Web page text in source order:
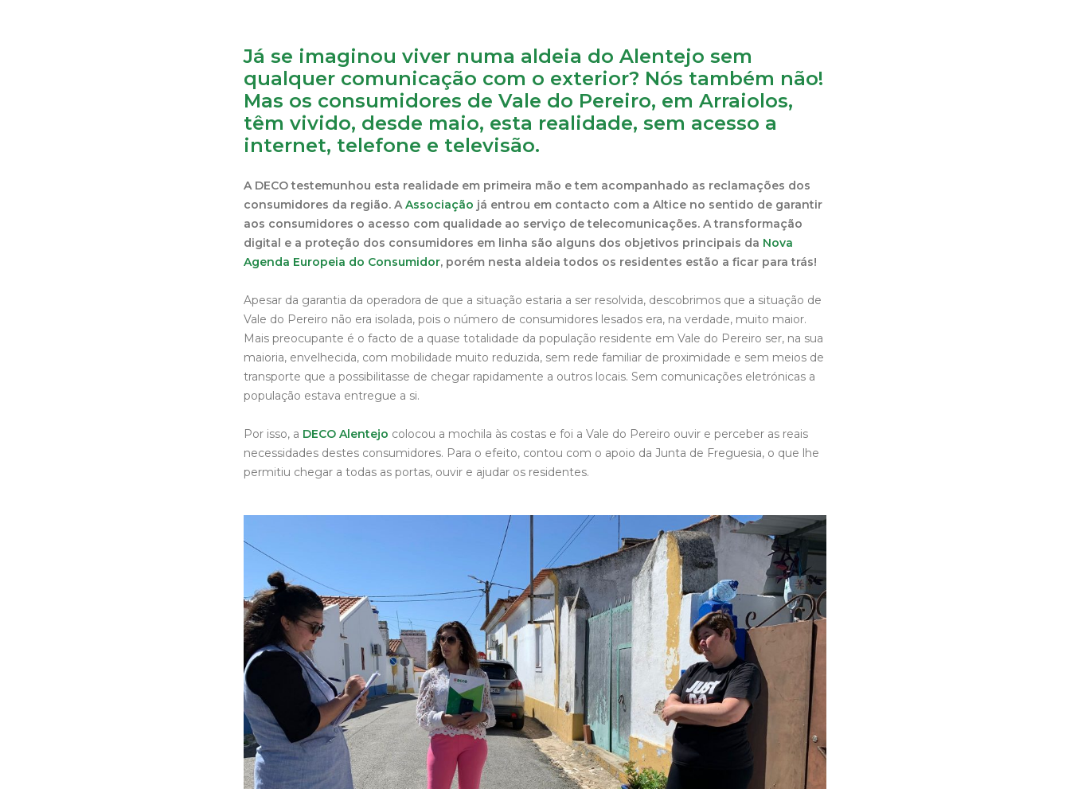
Já se imaginou viver numa aldeia do Alentejo sem
qualquer comunicação com o exterior? Nós também não!
Mas os consumidores de Vale do Pereiro, em Arraiolos,
têm vivido, desde maio, esta realidade, sem acesso a
internet, telefone e televisão.
A DECO testemunhou esta realidade em primeira mão e tem acompanhado as reclamações dos
consumidores da região. AAssociação já entrou em contacto com a Altice no sentido de garantir
aos consumidores o acesso com qualidade ao serviço de telecomunicações. A transformação
digital e a proteção dos consumidores em linha são alguns dos objetivos principais da Nova
Agenda Europeia do Consumidor, porém nesta aldeia todos os residentes estão a ficar para trás!
Apesar da garantia da operadora de que a situação estaria a ser resolvida, descobrimos que a situação de
Vale do Pereiro não era isolada, pois o número de consumidores lesados era, na verdade, muito maior.
Mais preocupante é o facto de a quase totalidade da população residente em Vale do Pereiro ser, na sua
maioria, envelhecida, com mobilidade muito reduzida, sem rede familiar de proximidade e sem meios de
transporte que a possibilitasse de chegar rapidamente a outros locais. Sem comunicações eletrónicas a
população estava entregue a si.
Por isso, a DECO Alentejo colocou a mochila às costas e foi a Vale do Pereiro ouvir e perceber as reais
necessidades destes consumidores. Para o efeito, contou com o apoio da Junta de Freguesia, o que lhe
permitiu chegar a todas as portas, ouvir e ajudar os residentes.